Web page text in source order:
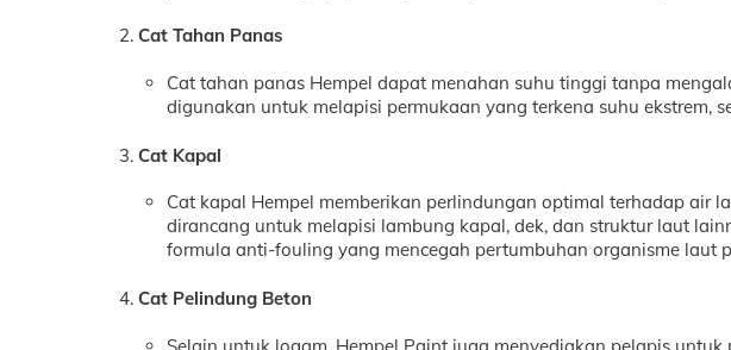
Cat Tahan Panas
Cat tahan panas Hempel dapat menahan suhu tinggi tanpa
digunakan untuk melapisi permukaan yang terkena suhu ekstrem,
Cat Kapal
Cat kapal Hempel memberikan perlindungan optimal terhadap air
dirancang untuk melapisi lambung kapal, dek, dan struktur laut
formula anti-fouling yang mencegah pertumbuhan organisme laut
Cat Pelindung Beton
Selain untuk logam, Hempel Paint juga menyediakan pelapis